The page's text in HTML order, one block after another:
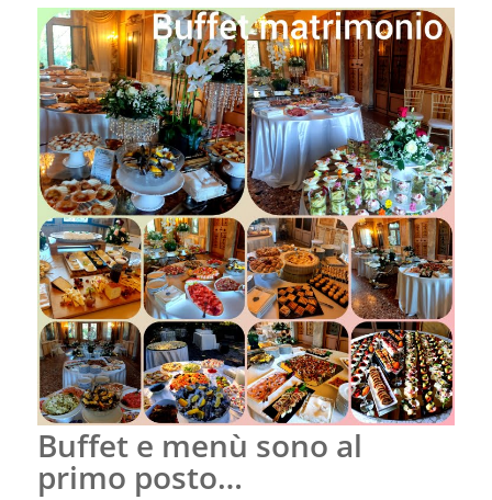
Buffet e menù sono al
primo posto…